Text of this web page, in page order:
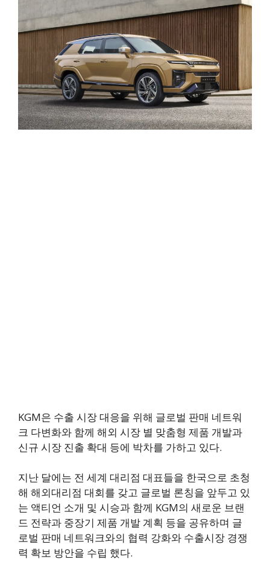
KGM은 수출 시장 대응을 위해 글로벌 판매 네트워
크 다변화와 함께 해외 시장 별 맞춤형 제품 개발과
신규 시장 진출 확대 등에 박차를 가하고 있다.
지난 달에는 전 세계 대리점 대표들을 한국으로 초청
해 해외대리점 대회를 갖고 글로벌 론칭을 앞두고 있
는 액티언 소개 및 시승과 함께 KGM의 새로운 브랜
드 전략과 중장기 제품 개발 계획 등을 공유하며 글
로벌 판매 네트워크와의 협력 강화와 수출시장 경쟁
력 확보 방안을 수립 했다.